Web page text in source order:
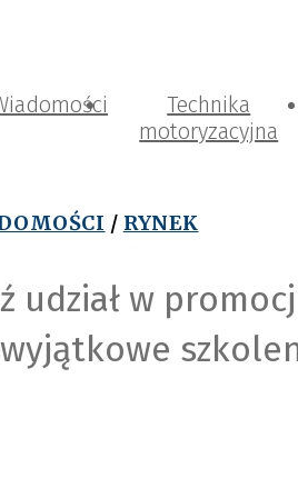
Technika
motoryzacyjna
/ RYNEK
udział w